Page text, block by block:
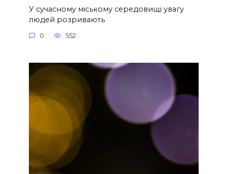
У сучасному міському середовищі увагу
людей розривають
0 552